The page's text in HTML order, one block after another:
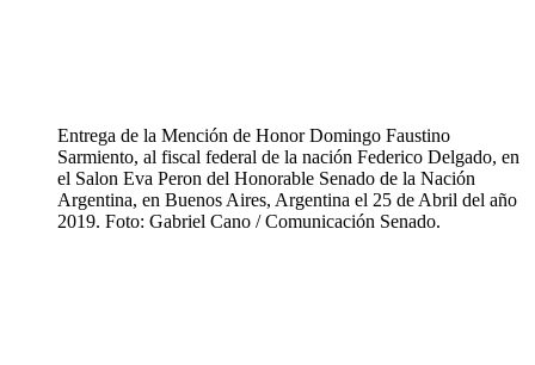
Entrega de la Mención de Honor Domingo Faustino
Sarmiento, al fiscal federal de la nación Federico Delgado, en
el Salon Eva Peron del Honorable Senado de la Nación
Argentina, en Buenos Aires, Argentina el 25 de Abril del año
2019. Foto: Gabriel Cano / Comunicación Senado.